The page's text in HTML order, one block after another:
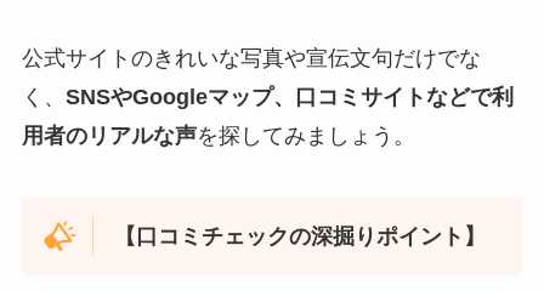
公式サイトのきれいな写真や宣伝文句だけでな
く、 SNSやGoogleマップ、口コミサイトなどで利
用者のリアルな声を探してみましょう。
【口コミチェックの深掘りポイント】